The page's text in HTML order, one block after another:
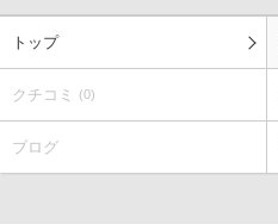
トップ
クチコミ (0)
ブログ